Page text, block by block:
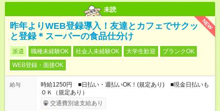
未読
NEW
昨年よりWEB登録導入！友達とカフェでサクッ
と登録＊スーパーの食品仕分け
派遣 職種未経験OK 社会人未経験OK 大学生歓迎
ブランクOK
WEB登録・面接OK
給与
時給1250円 ■日払い・週払いOK！(規定あり) ■現金日払いも
ＯＫ（規定あり）
交通費別途支給あり